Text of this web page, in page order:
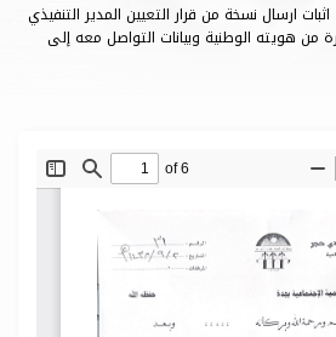
اثبات ارسال نسخة من قرار التعيين المدير التنفيذي
من هويته الوطنية وبيانات التواصل معه إلى